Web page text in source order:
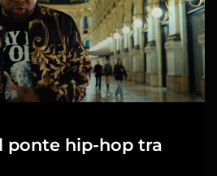
ponte hip-hop tra